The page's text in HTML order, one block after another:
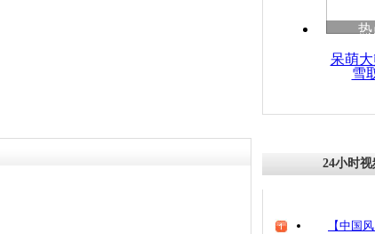
热
呆萌
雪
24小时
【中国